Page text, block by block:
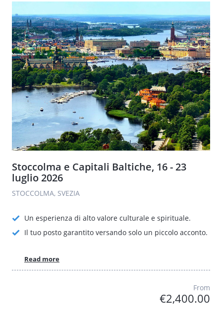
Stoccolma e Capitali Baltiche, 16 - 23
luglio 2026
STOCCOLMA, SVEZIA
Un esperienza di alto valore culturale e spirituale.
Il tuo posto garantito versando solo un piccolo acconto.
Read more
From
€2,400.00